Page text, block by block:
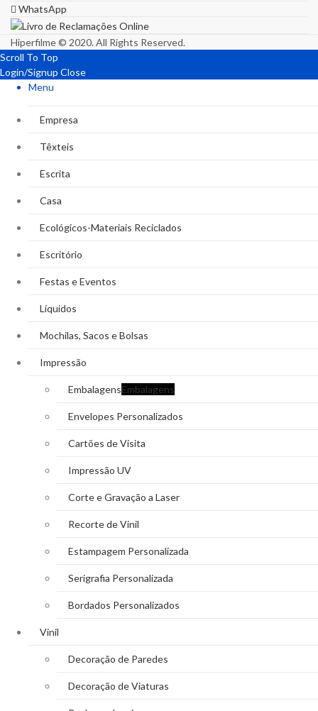
WhatsApp
Hiperfilme © 2020. All Rights Reserved.
Scroll To Top
Login/Signup Close
Menu
Empresa
Têxteis
Escrita
Casa
Ecológicos-Materiais Reciclados
Escritório
Festas e Eventos
Líquidos
Mochilas, Sacos e Bolsas
Impressão
EmbalagensEmbalagens
Envelopes Personalizados
Cartões de Visita
Impressão UV
Corte e Gravação a Laser
Recorte de Vinil
Estampagem Personalizada
Serigrafia Personalizada
Bordados Personalizados
Vinil
Decoração de Paredes
Decoração de Viaturas